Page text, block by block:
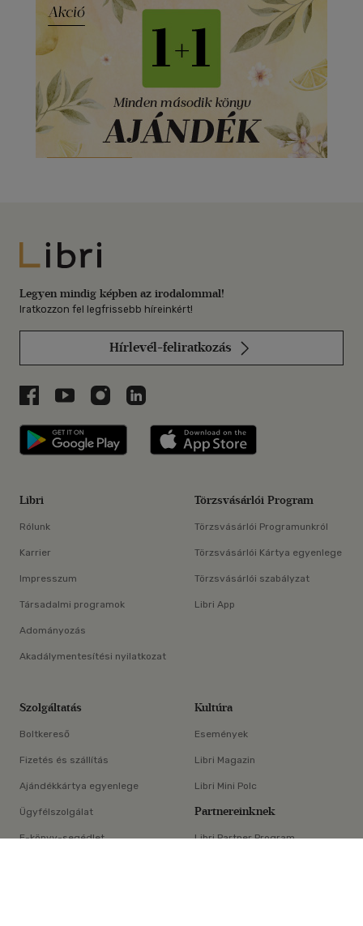
×
Libri
Legyen mindig képben az irodalommal!
Iratkozzon fel legfrissebb híreinkért!
Hírlevél-feliratkozás
Libri a Facebookon
Libri a Youtube-on
Libri az Instagramon
Libri a LinkedInen
Libri applikáció Szerezd meg: Google
Libri
Rólunk
Karrier
Impresszum
Társadalmi programok
Adományozás
Akadálymentesítési nyilatkozat
Törzsvásárlói Program
Törzsvásárlói Programunkról
Törzsvásárlói Kártya egyenlege
Törzsvásárlói szabályzat
Libri App
Szolgáltatás
Boltkereső
Fizetés és szállítás
Ajándékkártya egyenlege
Ügyfélszolgálat
E-könyv-segédlet
Kultúra
Események
Libri Magazin
Libri Mini Polc
Partnereinknek
Libri Partner Program